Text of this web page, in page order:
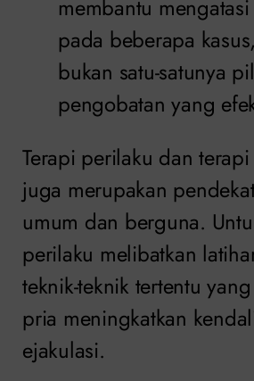
membantu
pada beberapa
bukan satu-satunya
pengobatan yang
Terapi perilaku dan
juga merupakan
umum dan berguna.
perilaku melibatkan
teknik-teknik tertentu
pria meningkatkan
ejakulasi.